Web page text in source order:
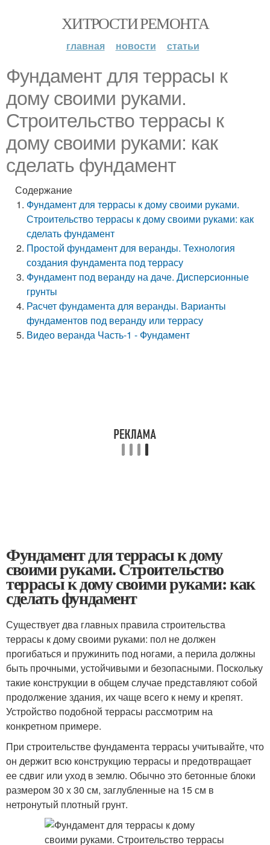
ХИТРОСТИ РЕМОНТА
главная новости статьи
Фундамент для террасы к
дому своими руками.
Строительство террасы к
дому своими руками: как
сделать фундамент
Содержание
Фундамент для террасы к дому своими руками.
Строительство террасы к дому своими руками: как
сделать фундамент
Простой фундамент для веранды. Технология
создания фундамента под террасу
Фундамент под веранду на даче. Дисперсионные
грунты
Расчет фундамента для веранды. Варианты
фундаментов под веранду или террасу
Видео веранда Часть-1 - Фундамент
Фундамент для террасы к дому
своими руками. Строительство
террасы к дому своими руками: как
сделать фундамент
Существует два главных правила строительства
террасы к дому своими руками: пол не должен
прогибаться и пружинить под ногами, а перила должны
быть прочными, устойчивыми и безопасными. Поскольку
такие конструкции в общем случае представляют собой
продолжение здания, их чаще всего к нему и крепят.
Устройство подобной террасы рассмотрим на
конкретном примере.
При строительстве фундамента террасы учитывайте, что
он держит всю конструкцию террасы и предотвращает
ее сдвиг или уход в землю. Обычно это бетонные блоки
размером 30 х 30 см, заглубленные на 15 см в
нетронутый плотный грунт.